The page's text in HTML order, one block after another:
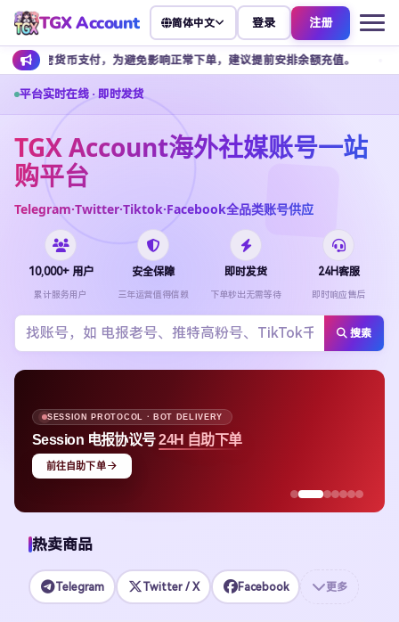
TGX Account 简体中文 登录 注册
避免影响正常下单，建议提前安排余额充值。 客服不接受任何
平台实时在线 · 即时发货
TGX Account海外社媒账号一站
购平台
Telegram·Twitter·Tiktok·Facebook全品类账号供应
10,000+ 用户
累计服务用户
安全保障
三年运营值得信赖
即时发货
下单秒出无需等待
24H客服
即时响应售后
搜索
SESSION PROTOCOL · BOT DELIVERY
Session 电报协议号24H 自助下单
前往自助下单
热卖商品
Telegram Twitter / X Facebook 更多